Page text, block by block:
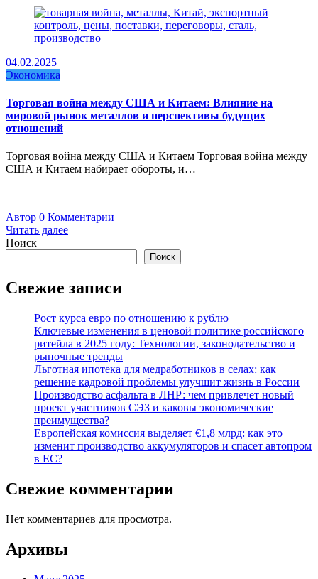
04.02.2025
Экономика
Торговая война между США и Китаем: Влияние на
мировой рынок металлов и перспективы будущих
отношений
Торговая война между США и Китаем Торговая война между
США и Китаем набирает обороты, и…
Автор 0 Комментарии
Читать далее
Поиск
Поиск
Свежие записи
Рост курса евро по отношению к рублю
Ключевые изменения в ценовой политике российского
ритейла в 2025 году: Технологии, законодательство и
рыночные тренды
Льготная ипотека для медработников в селах: как
решение кадровой проблемы улучшит жизнь в России
Производство асфальта в ЛНР: чем привлечет новый
проект участников СЭЗ и каковы экономические
преимущества?
Европейская комиссия выделяет €1,8 млрд: как это
изменит производство аккумуляторов и спасет автопром
в ЕС?
Свежие комментарии
Нет комментариев для просмотра.
Архивы